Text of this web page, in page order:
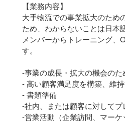
【業務内容】
大手物流での事業拡大のため
ため、わからないことは日本
メンバーからトレーニング
す。
-事業の成長・拡大の機会の
- 高い顧客満足度を構築、維
- 書類準備
-社内、または顧客に対して
-営業活動（企業訪問、マーケ